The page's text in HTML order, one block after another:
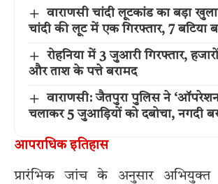
वाराणसी चांदी लूटकांड का बड़ा
चांदी की लूट में एक गिरफ्तार, 7 बटिया
रोहनिया में 3 जुआरी गिरफ्तार,
और ताश के पत्ते बरामद
वाराणसी: जैतपुरा पुलिस ने ‘ऑपरेशन
चलाकर 5 जुआड़ियों को दबोचा, नगदी
आपराधिक इतिहास
प्रारंभिक जांच के अनुसार